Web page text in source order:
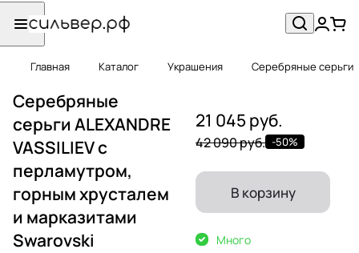
Главная Каталог Украшения Серебряные серьги
Серебряные
серьги ALEXANDRE
VASSILIEV с
перламутром,
горным хрусталем
и марказитами
Swarovski
21 045 руб.
42 090 руб. -50%
В корзину
Много